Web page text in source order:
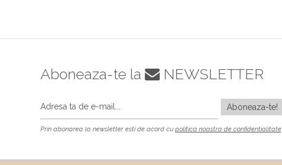
Aboneaza-te la NEWSLETTER
Prin abonarea la newsletter esti de acord cu politica noastra de confidentialitate